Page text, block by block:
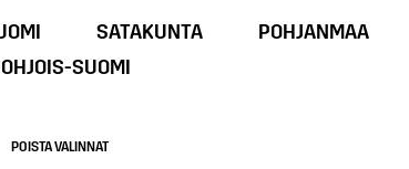
SATAKUNTA POHJANMAA
SUOMI
POISTA VALINNAT